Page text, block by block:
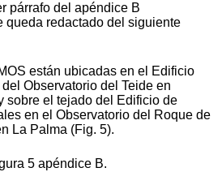
párrafo del apéndice B
queda redactado del siguiente
están ubicadas en el Edificio
del Observatorio del Teide en
sobre el tejado del Edificio de
en el Observatorio del Roque de
La Palma (Fig. 5).
5 apéndice B.